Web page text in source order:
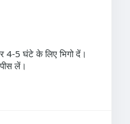
4-5 घंटे के लिए भिगो दें।
लें।